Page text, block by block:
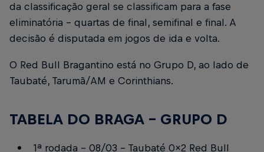
da classificação geral se classificam para a fase
eliminatória - quartas de final, semifinal e final. A
decisão é disputada em jogos de ida e volta.
O Red Bull Bragantino está no Grupo D, ao lado de
Taubaté, Tarumã/AM e Corinthians.
TABELA DO BRAGA - GRUPO D
1ª rodada - 08/03 – Taubaté 0x2 Red Bull